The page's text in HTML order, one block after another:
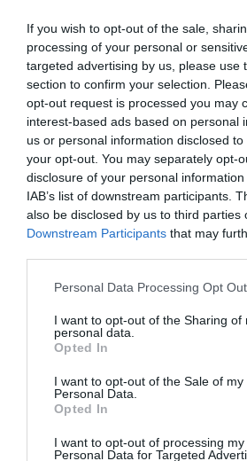
If you wish to opt-out of the sale,
processing of your personal or
targeted advertising by us, please use
section to confirm your selection.
opt-out request is processed you may
interest-based ads based on personal
us or personal information disclosed
your opt-out. You may separately opt-
disclosure of your personal
IAB’s list of downstream participants.
also be disclosed by us to third parties
Downstream Participants that may
Personal Data Processing Opt
I want to opt-out of the Sharing of
personal data.
Opted In
I want to opt-out of the Sale of my
Personal Data.
Opted In
I want to opt-out of processing my
Personal Data for Targeted
Sono però previste anche
l’ingresso o il soggiorno di un
compreso nella categoria di
assistito personalmente per
salute. Stessi diritti anche
una "relazione stabile
dallo Stato del cittadino
all’anagrafe esibendo: